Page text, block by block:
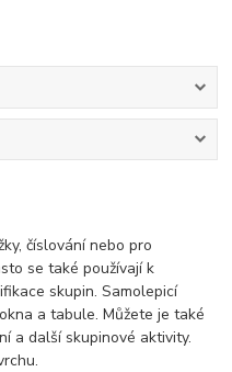
číslování nebo pro
se také používají k
skupin. Samolepicí
a tabule. Můžete je také
a další skupinové aktivity.